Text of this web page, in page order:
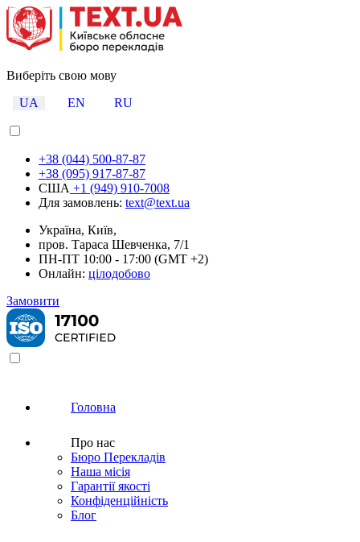
Виберіть свою мову
UA
EN RU
+38 (044) 500-87-87
+38 (095) 917-87-87
США +1 (949) 910-7008
Для замовлень: text@text.ua
Україна, Київ,
пров. Тараса Шевченка, 7/1
ПН-ПТ 10:00 - 17:00 (GMT +2)
Онлайн: цілодобово
Замовити
Головна
Про нас
Бюро Перекладів
Наша місія
Гарантії якості
Конфіденційність
Блог